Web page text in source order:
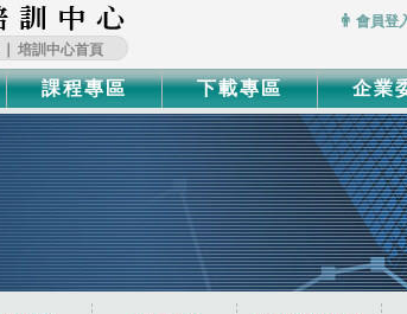
培訓中心首頁
會員登
課程專區 下載專區 企業